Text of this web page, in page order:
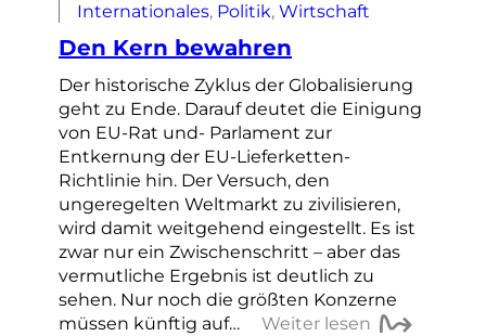
Internationales, Politik, Wirtschaft
Den Kern bewahren
Der historische Zyklus der Globalisierung
geht zu Ende. Darauf deutet die Einigung
von EU-Rat und- Parlament zur
Entkernung der EU-Lieferketten-
Richtlinie hin. Der Versuch, den
ungeregelten Weltmarkt zu zivilisieren,
wird damit weitgehend eingestellt. Es ist
zwar nur ein Zwischenschritt – aber das
vermutliche Ergebnis ist deutlich zu
sehen. Nur noch die größten Konzerne
müssen künftig auf…
Weiter lesen